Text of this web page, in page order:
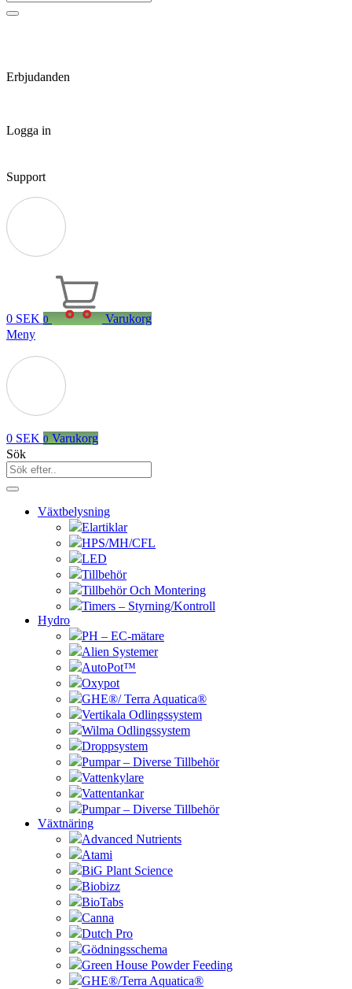
Erbjudanden
Logga in
Support
0 SEK 0
Varukorg
Meny
0 SEK 0 Varukorg
Sök
Växtbelysning
Elartiklar
HPS/MH/CFL
LED
Tillbehör
Tillbehör Och Montering
Timers – Styrning/Kontroll
Hydro
PH – EC-mätare
Alien Systemer
AutoPot™
Oxypot
GHE®/ Terra Aquatica®
Vertikala Odlingssystem
Wilma Odlingssystem
Droppsystem
Pumpar – Diverse Tillbehör
Vattenkylare
Vattentankar
Pumpar – Diverse Tillbehör
Växtnäring
Advanced Nutrients
Atami
BiG Plant Science
Biobizz
BioTabs
Canna
Dutch Pro
Gödningsschema
Green House Powder Feeding
GHE®/Terra Aquatica®